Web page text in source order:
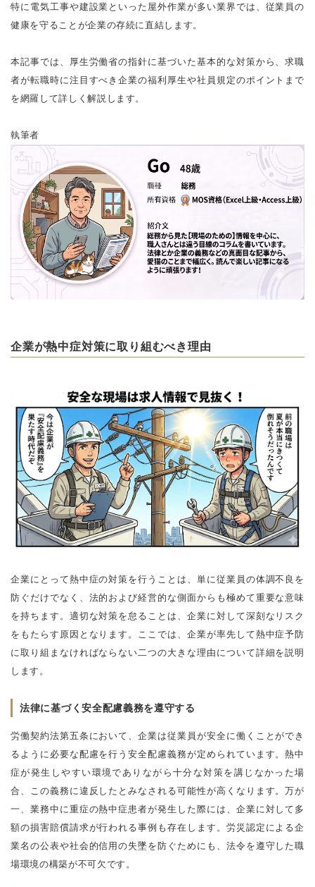
特に電気工事や建設業といった屋外作業が多い業界では、従業員の
健康を守ることが企業の存続に直結します。
本記事では、厚生労働省の指針に基づいた基本的な対策から、求職
者が転職時に注目すべき企業の福利厚生や社員規定のポイントまで
を網羅して詳しく解説します。
執筆者
企業が熱中症対策に取り組むべき理由
企業にとって熱中症の対策を行うことは、単に従業員の体調不良を
防ぐだけでなく、法的および経営的な側面からも極めて重要な意味
を持ちます。適切な対策を怠ることは、企業に対して深刻なリスク
をもたらす原因となります。ここでは、企業が率先して熱中症予防
に取り組まなければならない二つの大きな理由について詳細を説明
します。
法律に基づく安全配慮義務を遵守する
労働契約法第五条において、企業は従業員が安全に働くことができ
るように必要な配慮を行う安全配慮義務が定められています。熱中
症が発生しやすい環境でありながら十分な対策を講じなかった場
合、この義務に違反したとみなされる可能性が高くなります。万が
一、業務中に重症の熱中症患者が発生した際には、企業に対して多
額の損害賠償請求が行われる事例も存在します。労災認定による企
業名の公表や社会的信用の失墜を防ぐためにも、法令を遵守した職
場環境の構築が不可欠です。